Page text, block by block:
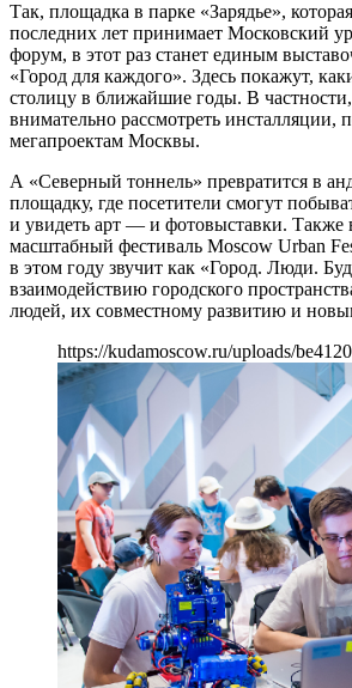
Так, площадка в парке «Зарядье»,
последних лет принимает Московский
форум, в этот раз станет единым
«Город для каждого». Здесь покажут,
столицу в ближайшие годы. В
внимательно рассмотреть инсталляции,
мегапроектам Москвы.
А «Северный тоннель» превратится в
площадку, где посетители смогут
и увидеть арт — и фотовыставки. Также
масштабный фестиваль Moscow Urban
в этом году звучит как «Город. Люди.
взаимодействию городского
людей, их совместному развитию и
https://kudamoscow.ru/uploads/